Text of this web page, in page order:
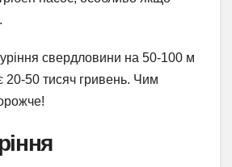
свердловини на 50-100 м
20-50 тисяч гривень. Чим